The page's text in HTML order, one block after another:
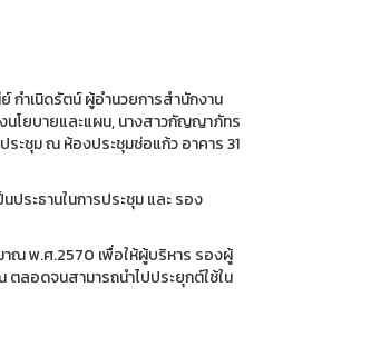
ำเนิดรัตน์ ผู้อำนวยการสำนักงาน
โยบายและแผน, นางสาวกัญญาภัทร
ะชุม ณ ห้องประชุมช่อแก้ว อาคาร 31
ระธานในการประชุม และ รอง
าณ พ.ศ.2570 เพื่อให้ผู้บริหาร รองผู้
ตลอดจนสามารถนำไปประยุกต์ใช้ใน